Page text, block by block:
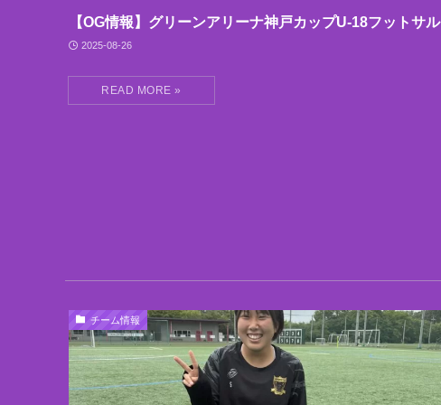
【OG情報】グリーンアリーナ神戸カップU-18フットサル
2025-08-26
チーム情報